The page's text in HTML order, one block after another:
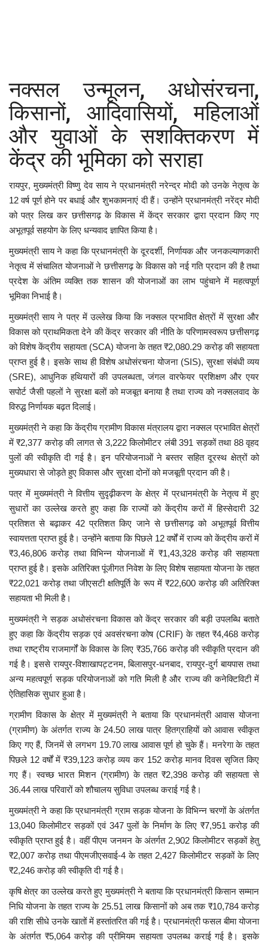
संपर्क
नक्सल उन्मूलन, अधोसंरचना,
किसानों, आदिवासियों, महिलाओं
और युवाओं के सशक्तिकरण में
केंद्र की भूमिका को सराहा
रायपुर, मुख्यमंत्री विष्णु देव साय ने प्रधानमंत्री नरेन्द्र मोदी को उनके नेतृत्व के
12 वर्ष पूर्ण होने पर बधाई और शुभकामनाएं दी हैं। उन्होंने प्रधानमंत्री नरेंद्र मोदी
को पत्र लिख कर छत्तीसगढ़ के विकास में केंद्र सरकार द्वारा प्रदान किए गए
अभूतपूर्व सहयोग के लिए धन्यवाद ज्ञापित किया है।
मुख्यमंत्री साय ने कहा कि प्रधानमंत्री के दूरदर्शी, निर्णायक और जनकल्याणकारी
नेतृत्व में संचालित योजनाओं ने छत्तीसगढ़ के विकास को नई गति प्रदान की है तथा
प्रदेश के अंतिम व्यक्ति तक शासन की योजनाओं का लाभ पहुंचाने में महत्वपूर्ण
भूमिका निभाई है।
मुख्यमंत्री साय ने पत्र में उल्लेख किया कि नक्सल प्रभावित क्षेत्रों में सुरक्षा और
विकास को प्राथमिकता देने की केंद्र सरकार की नीति के परिणामस्वरूप छत्तीसगढ़
को विशेष केंद्रीय सहायता (SCA) योजना के तहत ₹2,080.29 करोड़ की सहायता
प्राप्त हुई है। इसके साथ ही विशेष अधोसंरचना योजना (SIS), सुरक्षा संबंधी व्यय
(SRE), आधुनिक हथियारों की उपलब्धता, जंगल वारफेयर प्रशिक्षण और एयर
सपोर्ट जैसी पहलों ने सुरक्षा बलों को मजबूत बनाया है तथा राज्य को नक्सलवाद के
विरुद्ध निर्णायक बढ़त दिलाई।
मुख्यमंत्री ने कहा कि केंद्रीय ग्रामीण विकास मंत्रालय द्वारा नक्सल प्रभावित क्षेत्रों
में ₹2,377 करोड़ की लागत से 3,222 किलोमीटर लंबी 391 सड़कों तथा 88 वृहद
पुलों की स्वीकृति दी गई है। इन परियोजनाओं ने बस्तर सहित दूरस्थ क्षेत्रों को
मुख्यधारा से जोड़ते हुए विकास और सुरक्षा दोनों को मजबूती प्रदान की है।
पत्र में मुख्यमंत्री ने वित्तीय सुदृढ़ीकरण के क्षेत्र में प्रधानमंत्री के नेतृत्व में हुए
सुधारों का उल्लेख करते हुए कहा कि राज्यों को केंद्रीय करों में हिस्सेदारी 32
प्रतिशत से बढ़ाकर 42 प्रतिशत किए जाने से छत्तीसगढ़ को अभूतपूर्व वित्तीय
स्वायत्तता प्राप्त हुई है। उन्होंने बताया कि पिछले 12 वर्षों में राज्य को केंद्रीय करों में
₹3,46,806 करोड़ तथा विभिन्न योजनाओं में ₹1,43,328 करोड़ की सहायता
प्राप्त हुई है। इसके अतिरिक्त पूंजीगत निवेश के लिए विशेष सहायता योजना के तहत
₹22,021 करोड़ तथा जीएसटी क्षतिपूर्ति के रूप में ₹22,600 करोड़ की अतिरिक्त
सहायता भी मिली है।
मुख्यमंत्री ने सड़क अधोसंरचना विकास को केंद्र सरकार की बड़ी उपलब्धि बताते
हुए कहा कि केंद्रीय सड़क एवं अवसंरचना कोष (CRIF) के तहत ₹4,468 करोड़
तथा राष्ट्रीय राजमार्गों के विकास के लिए ₹35,766 करोड़ की स्वीकृति प्रदान की
गई है। इससे रायपुर-विशाखापट्टनम, बिलासपुर-धनबाद, रायपुर-दुर्ग बायपास तथा
अन्य महत्वपूर्ण सड़क परियोजनाओं को गति मिली है और राज्य की कनेक्टिविटी में
ऐतिहासिक सुधार हुआ है।
ग्रामीण विकास के क्षेत्र में मुख्यमंत्री ने बताया कि प्रधानमंत्री आवास योजना
(ग्रामीण) के अंतर्गत राज्य के 24.50 लाख पात्र हितग्राहियों को आवास स्वीकृत
किए गए हैं, जिनमें से लगभग 19.70 लाख आवास पूर्ण हो चुके हैं। मनरेगा के तहत
पिछले 12 वर्षों में ₹39,123 करोड़ व्यय कर 152 करोड़ मानव दिवस सृजित किए
गए हैं। स्वच्छ भारत मिशन (ग्रामीण) के तहत ₹2,398 करोड़ की सहायता से
36.44 लाख परिवारों को शौचालय सुविधा उपलब्ध कराई गई है।
मुख्यमंत्री ने कहा कि प्रधानमंत्री ग्राम सड़क योजना के विभिन्न चरणों के अंतर्गत
13,040 किलोमीटर सड़कों एवं 347 पुलों के निर्माण के लिए ₹7,951 करोड़ की
स्वीकृति प्राप्त हुई है। वहीं पीएम जनमन के अंतर्गत 2,902 किलोमीटर सड़कों हेतु
₹2,007 करोड़ तथा पीएमजीएसवाई-4 के तहत 2,427 किलोमीटर सड़कों के लिए
₹2,246 करोड़ की स्वीकृति दी गई है।
कृषि क्षेत्र का उल्लेख करते हुए मुख्यमंत्री ने बताया कि प्रधानमंत्री किसान सम्मान
निधि योजना के तहत राज्य के 25.51 लाख किसानों को अब तक ₹10,784 करोड़
की राशि सीधे उनके खातों में हस्तांतरित की गई है। प्रधानमंत्री फसल बीमा योजना
के अंतर्गत ₹5,064 करोड़ की प्रीमियम सहायता उपलब्ध कराई गई है। इसके